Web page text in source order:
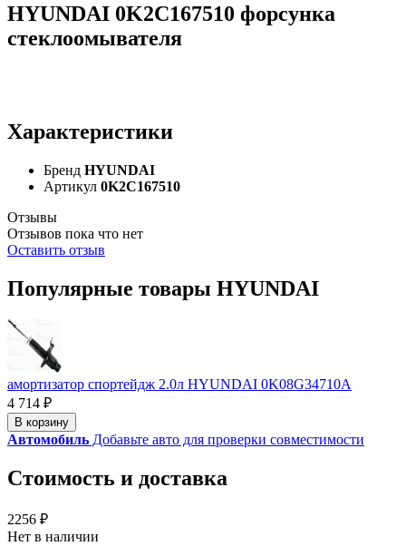
HYUNDAI 0K2C167510 форсунка
стеклоомывателя
Характеристики
Бренд HYUNDAI
Артикул 0K2C167510
Отзывы
Отзывов пока что нет
Оставить отзыв
Популярные товары HYUNDAI
амортизатор спортейдж 2.0л HYUNDAI 0K08G34710A
4 714 ₽
В корзину
Автомобиль Добавьте авто для проверки совместимости
Стоимость и доставка
2256 ₽
Нет в наличии